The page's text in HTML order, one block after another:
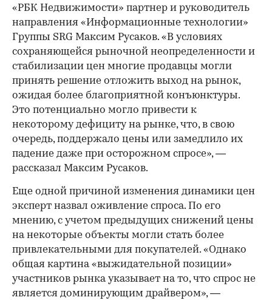
«РБК Недвижимости» партнер и руководитель
направления «Информационные технологии»
Группы SRG Максим Русаков. «В условиях
сохраняющейся рыночной неопределенности и
стабилизации цен многие продавцы могли
принять решение отложить выход на рынок,
ожидая более благоприятной конъюнктуры.
Это потенциально могло привести к
некоторому дефициту на рынке, что, в свою
очередь, поддержало цены или замедлило их
падение даже при осторожном спросе», —
рассказал Максим Русаков.
Еще одной причиной изменения динамики цен
эксперт назвал оживление спроса. По его
мнению, с учетом предыдущих снижений цены
на некоторые объекты могли стать более
привлекательными для покупателей. «Однако
общая картина «выжидательной позиции»
участников рынка указывает на то, что спрос не
является доминирующим драйвером», —